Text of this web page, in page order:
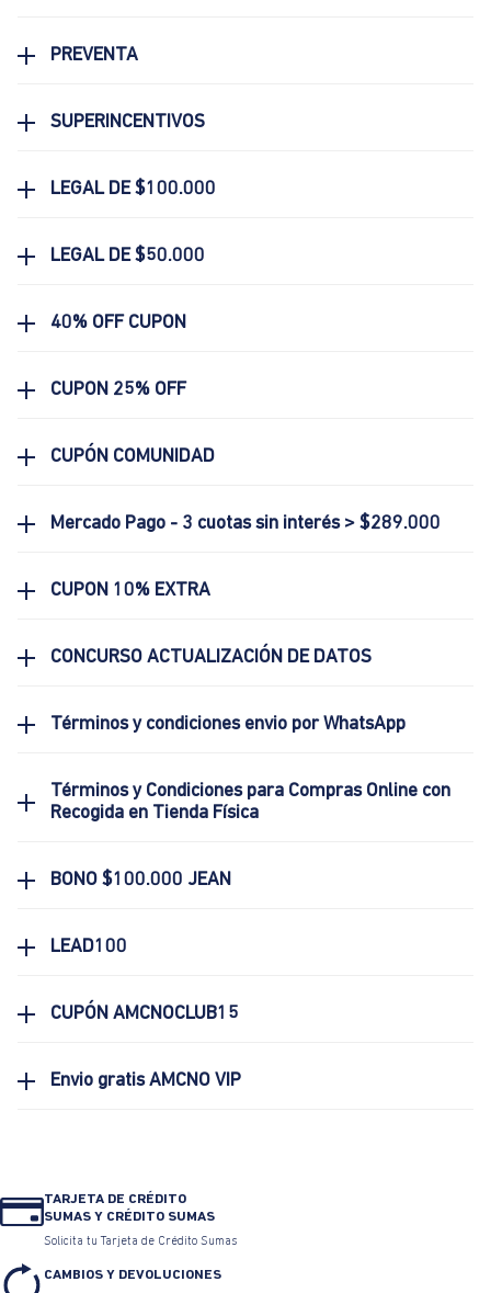
PREVENTA
SUPERINCENTIVOS
LEGAL DE $100.000
LEGAL DE $50.000
40% OFF CUPON
CUPON 25% OFF
CUPÓN COMUNIDAD
Mercado Pago - 3 cuotas sin interés > $289.000
CUPON 10% EXTRA
CONCURSO ACTUALIZACIÓN DE DATOS
Términos y condiciones envio por WhatsApp
Términos y Condiciones para Compras Online con
Recogida en Tienda Física
BONO $100.000 JEAN
LEAD100
CUPÓN AMCNOCLUB15
Envio gratis AMCNO VIP
TARJETA DE CRÉDITO
SUMAS Y CRÉDITO SUMAS
Solicita tu Tarjeta de Crédito Sumas
CAMBIOS Y DEVOLUCIONES